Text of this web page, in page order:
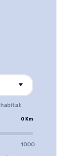
habitat
0 Km
1000